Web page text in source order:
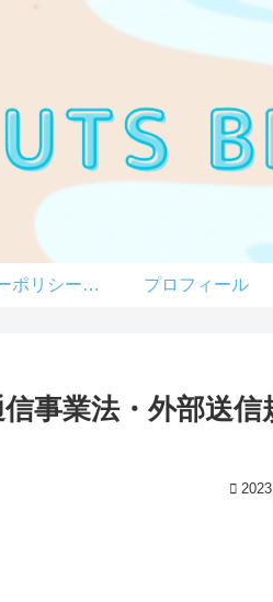
プライバシーポリシー（改正電気通信事業法・外部送信規律に関する事項を含む） プロフィール
事業法・外部送信